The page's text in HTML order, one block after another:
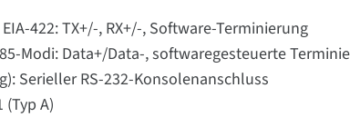
422: TX+/-, RX+/-, Software-Terminierung
Modi: Data+/Data-, softwaregesteuerte
Serieller RS-232-Konsolenanschluss
(Typ A)